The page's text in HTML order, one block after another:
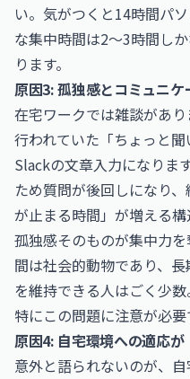
い。気がつくと14時間パ
な集中時間は2〜3時間し
ります。
原因3: 孤独感とコミュニケ
在宅ワークでは雑談があ
行われていた「ちょっと
Slackの文章入力になりま
ため質問が後回しになり
が止まる時間」が増える構
孤独感そのものが集中力
間は社会的動物であり、
を維持できる人はごく少
特にこの問題に注意が必要
原因4: 自宅環境への適応
意外と語られないのが、